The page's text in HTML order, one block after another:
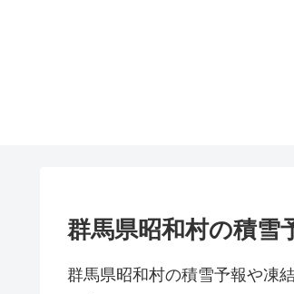
群馬県昭和村の積雪
群馬県昭和村の積雪予報や凍